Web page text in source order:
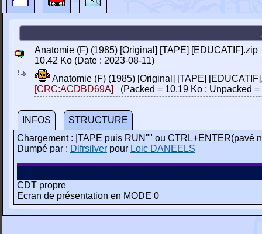
Anatomie (F) (1985) [Original] [TAPE] [EDUCATIF].zip
10.42 Ko (Date : 2023-08-11)
Anatomie (F) (1985) [Original] [TAPE]
[CRC:ACDBD69A]
(Packed = 10.19 Ko ; Unpacked =
INFOS
STRUCTURE
Chargement : |TAPE puis RUN"" ou CTRL+ENTER(pavé
Dumpé par : Dlfrsilver pour Loic DANEELS
CDT propre
Ecran de présentation en MODE 0